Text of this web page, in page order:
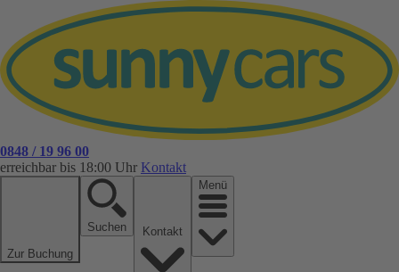
0848 / 19 96 00
erreichbar bis 18:00 Uhr Kontakt
Zur Buchung
Suchen
Menü